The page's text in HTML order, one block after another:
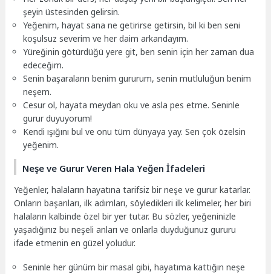
şeyin üstesinden gelirsin.
Yeğenim, hayat sana ne getirirse getirsin, bil ki ben seni
koşulsuz severim ve her daim arkandayım.
Yüreğinin götürdüğü yere git, ben senin için her zaman dua
edeceğim.
Senin başaraların benim gururum, senin mutluluğun benim
neşem.
Cesur ol, hayata meydan oku ve asla pes etme. Seninle
gurur duyuyorum!
Kendi ışığını bul ve onu tüm dünyaya yay. Sen çok özelsin
yeğenim.
Neşe ve Gurur Veren Hala Yeğen İfadeleri
Yeğenler, halaların hayatına tarifsiz bir neşe ve gurur katarlar.
Onların başarıları, ilk adımları, söyledikleri ilk kelimeler, her biri
halaların kalbinde özel bir yer tutar. Bu sözler, yeğeninizle
yaşadığınız bu neşeli anları ve onlarla duyduğunuz gururu
ifade etmenin en güzel yoludur.
Seninle her günüm bir masal gibi, hayatıma kattığın neşe